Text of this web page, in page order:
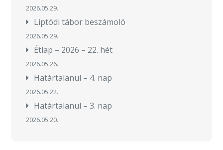
2026.05.29.
Liptódi tábor beszámoló
2026.05.29.
Étlap – 2026 – 22. hét
2026.05.26.
Határtalanul – 4. nap
2026.05.22.
Határtalanul – 3. nap
2026.05.20.